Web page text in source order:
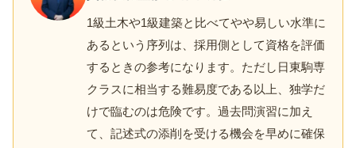
1級土木や1級建築と比べてやや易しい水準に
あるという序列は、採用側として資格を評価
するときの参考になります。ただし日東駒専
クラスに相当する難易度である以上、独学だ
けで臨むのは危険です。過去問演習に加え
て、記述式の添削を受ける機会を早めに確保